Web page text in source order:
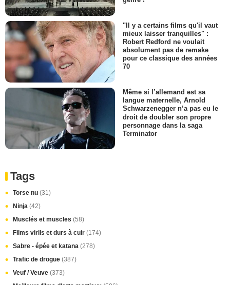
"Il y a certains films qu'il vaut
mieux laisser tranquilles" :
Robert Redford ne voulait
absolument pas de remake
pour ce classique des années
70
Même si l’allemand est sa
langue maternelle, Arnold
Schwarzenegger n’a pas eu le
droit de doubler son propre
personnage dans la saga
Terminator
Tags
Torse nu (31)
Ninja (42)
Musclés et muscles (58)
Films virils et durs à cuir (174)
Sabre - épée et katana (278)
Trafic de drogue (387)
Veuf / Veuve (373)